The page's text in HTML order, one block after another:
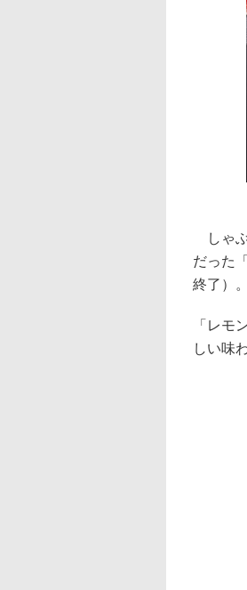
しゃぶ
だった
終了）。
「レモ
しい味